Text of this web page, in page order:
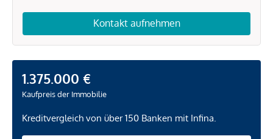
Kontakt aufnehmen
1.375.000 €
Kaufpreis der Immobilie
Kreditvergleich von über 150 Banken mit Infina.